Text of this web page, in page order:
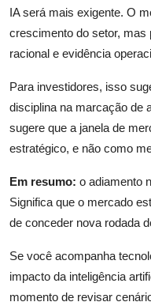
IA será mais exigente. O
crescimento do setor, mas
racional e evidência
Para investidores, isso
disciplina na marcação de
sugere que a janela de
estratégico, e não como
Em resumo: o adiamento
Significa que o mercado
de conceder nova rodada
Se você acompanha
impacto da inteligência
momento de revisar